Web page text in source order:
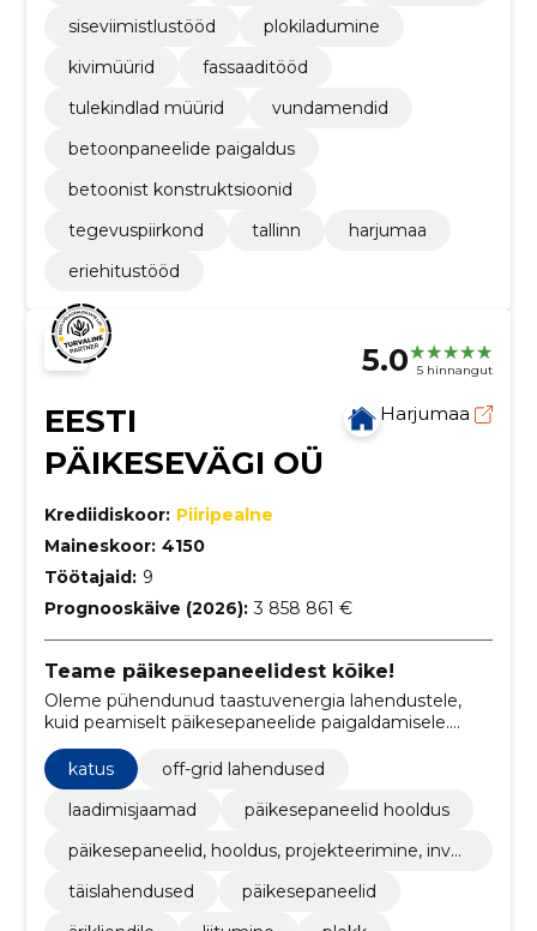
siseviimistlustööd
plokiladumine
kivimüürid
fassaaditööd
tulekindlad müürid
vundamendid
betoonpaneelide paigaldus
betoonist konstruktsioonid
tegevuspiirkond
tallinn
harjumaa
eriehitustööd
5.0 5 hinnangut
EESTI
PÄIKESEVÄGI OÜ
Harjumaa
Krediidiskoor: Piiripealne
Maineskoor: 4150
Töötajaid: 9
Prognooskäive (2026): 3 858 861 €
Teame päikesepaneelidest kõike!
Oleme pühendunud taastuvenergia lahendustele,
kuid peamiselt päikesepaneelide paigaldamisele.
Meie müügi- ja paigaldusmeeskond koosneb
kogenud spetsialistidest, kes on olnud tegevad
päikeseenergeetika alal üle 10 aasta
katus
off-grid lahendused
laadimisjaamad
päikesepaneelid hooldus
päikesepaneelid, hooldus, projekteerimine, inver
täislahendused
päikesepaneelid